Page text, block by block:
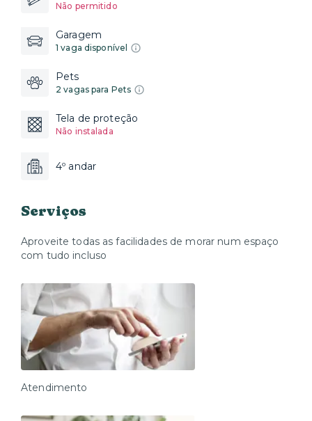
Não permitido
Garagem
1 vaga disponível
Pets
2 vagas para Pets
Tela de proteção
Não instalada
4º andar
Serviços
Aproveite todas as facilidades de morar num espaço
com tudo incluso
Atendimento